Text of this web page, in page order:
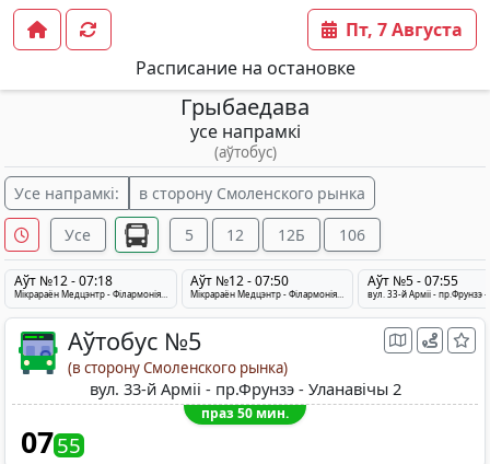
Расписание на остановке
Пт, 7 Августа
Грыбаедава
усе напрамкі
(аўтобус)
Усе напрамкі: в сторону Смоленского рынка
Усе 5 12 12Б 106
Аўт №12 - 07:18
Мікрараён Медцэнтр - Філармонія - Уланавічы-2
Аўт №12 - 07:50 Аўт №5 - 07:55
Аўтобус №5
(в сторону Смоленского рынка)
вул. 33-й Арміі - пр.Фрунзэ - Уланавічы 2
праз 50 мин.
0755